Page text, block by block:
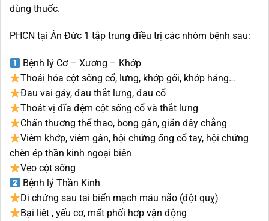
dùng thuốc.
PHCN tại Ân Đức 1 tập trung điều trị các nhóm bệnh sau:
Bệnh lý Cơ – Xương – Khớp
Thoái hóa cột sống cổ, lưng, khớp gối, khớp háng…
Đau vai gáy, đau thắt lưng, đau cổ
Thoát vị đĩa đệm cột sống cổ và thắt lưng
Chấn thương thể thao, bong gân, giãn dây chằng
Viêm khớp, viêm gân, hội chứng ống cổ tay, hội chứng
chèn ép thần kinh ngoại biên
Vẹo cột sống
Bệnh lý Thần Kinh
Di chứng sau tai biến mạch máu não (đột quỵ)
Bại liệt , yếu cơ, mất phối hợp vận động